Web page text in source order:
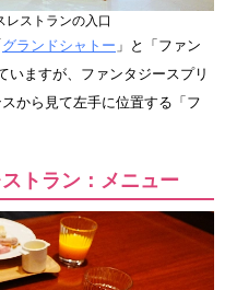
レストランの入口
グランドシャトー 」と「ファン
いますが、ファンタジースプリ
から見て左手に位置する「フ
トラン：メニュー